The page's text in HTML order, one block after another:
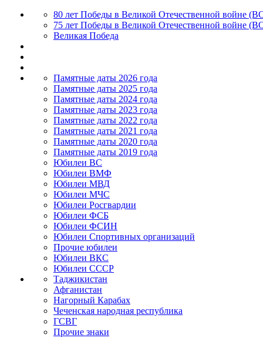
80 лет Победы в Великой Отечественной войне
75 лет Победы в Великой Отечественной войне
Великая Победа
Памятные даты 2026 года
Памятные даты 2025 года
Памятные даты 2024 года
Памятные даты 2023 года
Памятные даты 2022 года
Памятные даты 2021 года
Памятные даты 2020 года
Памятные даты 2019 года
Юбилеи ВС
Юбилеи ВМФ
Юбилеи МВД
Юбилеи МЧС
Юбилеи Росгвардии
Юбилеи ФСБ
Юбилеи ФСИН
Юбилеи Спортивных организаций
Прочие юбилеи
Юбилеи ВКС
Юбилеи СССР
Таджикистан
Афганистан
Нагорный Карабах
Чеченская народная республика
ГСВГ
Прочие знаки